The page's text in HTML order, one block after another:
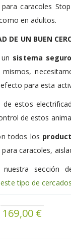
para caracoles
en adultos.
DE UN BUEN
sistema seguro
para esta
de estos
de estos
todos los
caracoles,
nuestra sección
tipo de
Precio
especial
169,00 €